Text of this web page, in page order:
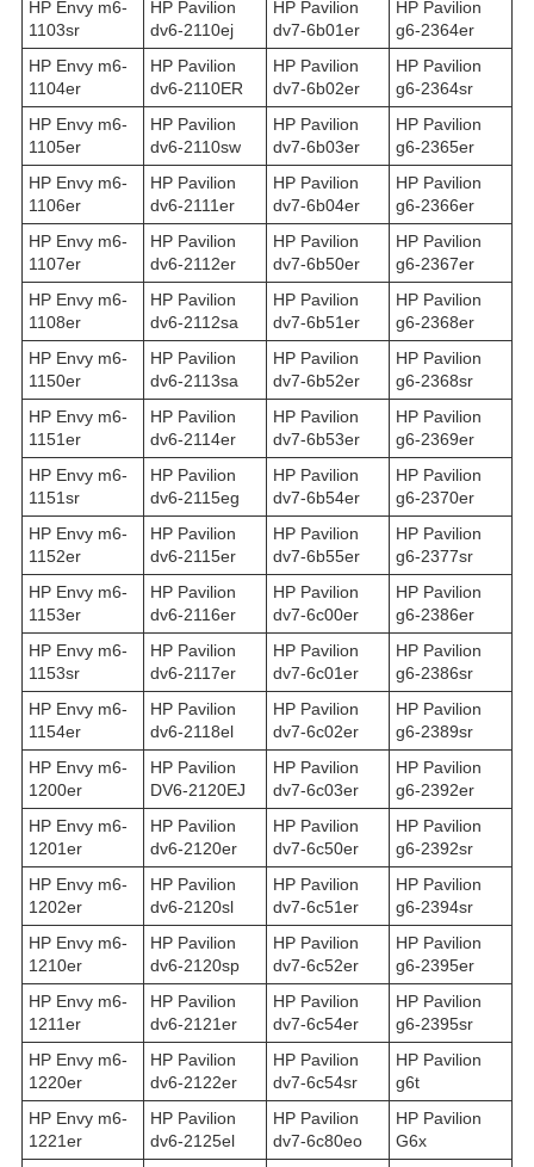
HP Envy m6-
1103sr
HP Pavilion
dv6-2110ej
HP Pavilion
dv7-6b01er
HP Pavilion
g6-2364er
HP Envy m6-
1104er
HP Pavilion
dv6-2110ER
HP Pavilion
dv7-6b02er
HP Pavilion
g6-2364sr
HP Envy m6-
1105er
HP Pavilion
dv6-2110sw
HP Pavilion
dv7-6b03er
HP Pavilion
g6-2365er
HP Envy m6-
1106er
HP Pavilion
dv6-2111er
HP Pavilion
dv7-6b04er
HP Pavilion
g6-2366er
HP Envy m6-
1107er
HP Pavilion
dv6-2112er
HP Pavilion
dv7-6b50er
HP Pavilion
g6-2367er
HP Envy m6-
1108er
HP Pavilion
dv6-2112sa
HP Pavilion
dv7-6b51er
HP Pavilion
g6-2368er
HP Envy m6-
1150er
HP Pavilion
dv6-2113sa
HP Pavilion
dv7-6b52er
HP Pavilion
g6-2368sr
HP Envy m6-
1151er
HP Pavilion
dv6-2114er
HP Pavilion
dv7-6b53er
HP Pavilion
g6-2369er
HP Envy m6-
1151sr
HP Pavilion
dv6-2115eg
HP Pavilion
dv7-6b54er
HP Pavilion
g6-2370er
HP Envy m6-
1152er
HP Pavilion
dv6-2115er
HP Pavilion
dv7-6b55er
HP Pavilion
g6-2377sr
HP Envy m6-
1153er
HP Pavilion
dv6-2116er
HP Pavilion
dv7-6c00er
HP Pavilion
g6-2386er
HP Envy m6-
1153sr
HP Pavilion
dv6-2117er
HP Pavilion
dv7-6c01er
HP Pavilion
g6-2386sr
HP Envy m6-
1154er
HP Pavilion
dv6-2118el
HP Pavilion
dv7-6c02er
HP Pavilion
g6-2389sr
HP Envy m6-
1200er
HP Pavilion
DV6-2120EJ
HP Pavilion
dv7-6c03er
HP Pavilion
g6-2392er
HP Envy m6-
1201er
HP Pavilion
dv6-2120er
HP Pavilion
dv7-6c50er
HP Pavilion
g6-2392sr
HP Envy m6-
1202er
HP Pavilion
dv6-2120sl
HP Pavilion
dv7-6c51er
HP Pavilion
g6-2394sr
HP Envy m6-
1210er
HP Pavilion
dv6-2120sp
HP Pavilion
dv7-6c52er
HP Pavilion
g6-2395er
HP Envy m6-
1211er
HP Pavilion
dv6-2121er
HP Pavilion
dv7-6c54er
HP Pavilion
g6-2395sr
HP Envy m6-
1220er
HP Pavilion
dv6-2122er
HP Pavilion
dv7-6c54sr
HP Pavilion
g6t
HP Envy m6-
1221er
HP Pavilion
dv6-2125el
HP Pavilion
dv7-6c80eo
HP Pavilion
G6x